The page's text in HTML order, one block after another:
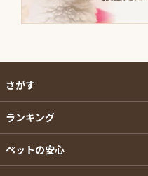
さがす
ランキング
ペットの安心